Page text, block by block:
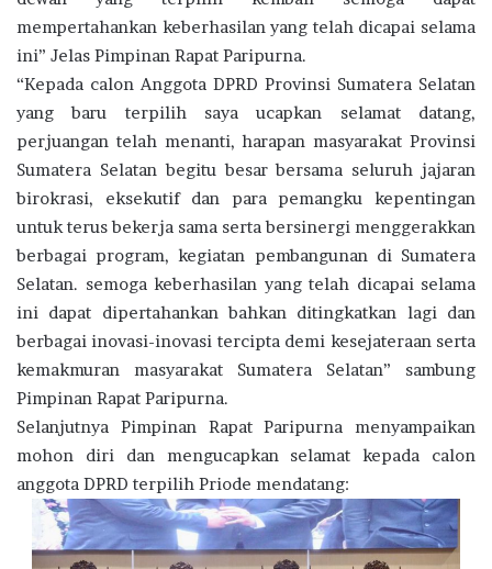
mempertahankan keberhasilan yang telah dicapai selama
ini” Jelas Pimpinan Rapat Paripurna.
“Kepada calon Anggota DPRD Provinsi Sumatera Selatan
yang baru terpilih saya ucapkan selamat datang,
perjuangan telah menanti, harapan masyarakat Provinsi
Sumatera Selatan begitu besar bersama seluruh jajaran
birokrasi, eksekutif dan para pemangku kepentingan
untuk terus bekerja sama serta bersinergi menggerakkan
berbagai program, kegiatan pembangunan di Sumatera
Selatan. semoga keberhasilan yang telah dicapai selama
ini dapat dipertahankan bahkan ditingkatkan lagi dan
berbagai inovasi-inovasi tercipta demi kesejateraan serta
kemakmuran masyarakat Sumatera Selatan” sambung
Pimpinan Rapat Paripurna.
Selanjutnya Pimpinan Rapat Paripurna menyampaikan
mohon diri dan mengucapkan selamat kepada calon
anggota DPRD terpilih Priode mendatang: